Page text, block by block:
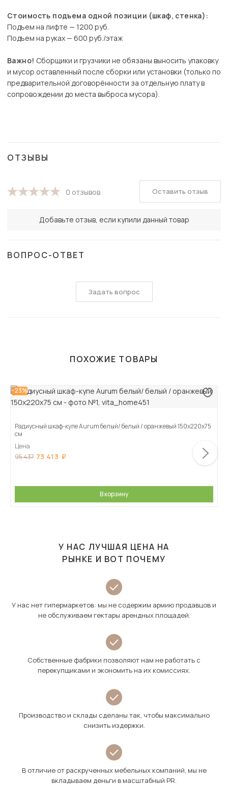
Стоимость подъема одной позиции (шкаф, стенка):
Подъем на лифте — 1200 руб.
Подъем на руках — 600 руб./этаж
Важно! Сборщики и грузчики не обязаны выносить упаковку
и мусор оставленный после сборки или установки (только по
предварительной договорённости за отдельную плату в
сопровождении до места выброса мусора).
ОТЗЫВЫ
0 отзывов
Добавьте отзыв, если купили данный товар
Оставить отзыв
ВОПРОС-ОТВЕТ
Задать вопрос
ПОХОЖИЕ ТОВАРЫ
-23%
Радиусный шкаф-купе Aurum белый/ белый / оранжевый 150x220х75
см
Цена
95 437 73 413
В корзину
У НАС ЛУЧШАЯ ЦЕНА НА
РЫНКЕ И ВОТ ПОЧЕМУ
У нас нет гипермаркетов: мы не содержим армию продавцов и
не обслуживаем гектары арендных площадей.
Собственные фабрики позволяют нам не работать с
перекупщиками и экономить на их комиссиях.
Производство и склады сделаны так, чтобы максимально
снизить издержки.
В отличие от раскрученных мебельных компаний, мы не
вкладываем деньги в масштабный PR.